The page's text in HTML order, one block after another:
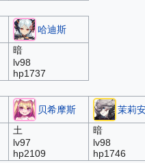
哈迪斯
暗
lv98
hp1737
贝希摩斯 茉莉
土
lv97
hp2109
暗
lv98
hp1746